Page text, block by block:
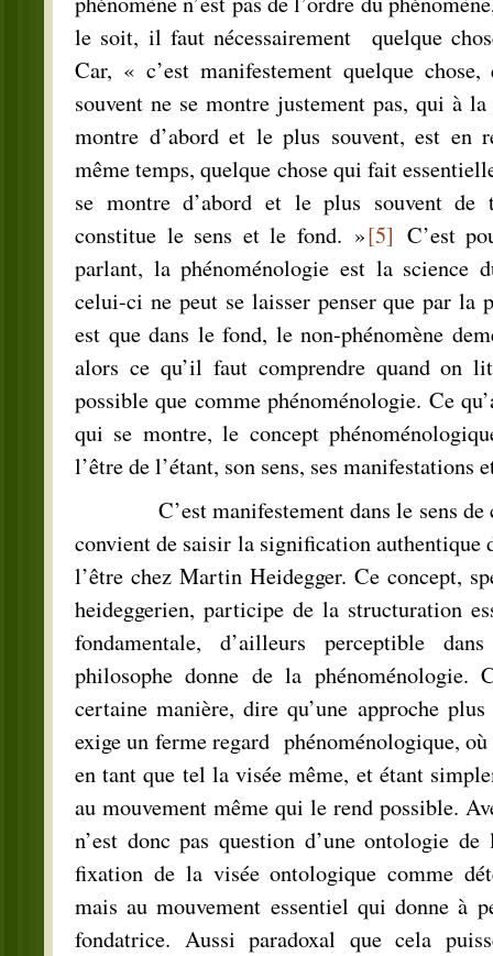
le soit, il faut nécessairement quelque
Car, « c’est manifestement quelque
souvent ne se montre justement pas, qui à
montre d’abord et le plus souvent, est en
même temps, quelque chose qui fait
se montre d’abord et le plus souvent de
constitue le sens et le fond. »[5] C’est
parlant, la phénoménologie est la science
celui-ci ne peut se laisser penser que par la
est que dans le fond, le non-phénomène
alors ce qu’il faut comprendre quand on
possible que comme phénoménologie. Ce
qui se montre, le concept
l’être de l’étant, son sens, ses manifestations
C’est manifestement dans le sens de
convient de saisir la signification authentique
l’être chez Martin Heidegger. Ce concept,
heideggerien, participe de la structuration
fondamentale, d’ailleurs perceptible
philosophe donne de la phénoménologie.
certaine manière, dire qu’une approche
exige un ferme regard phénoménologique, où
en tant que tel la visée même, et étant
au mouvement même qui le rend possible.
n’est donc pas question d’une ontologie
fixation de la visée ontologique comme
mais au mouvement essentiel qui donne à
fondatrice. Aussi paradoxal que cela